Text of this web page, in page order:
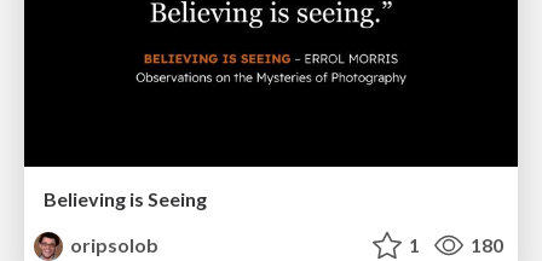
Believing is Seeing
oripsolob
1 180